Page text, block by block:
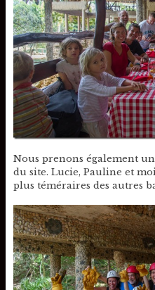
Nous prenons également
du site. Lucie, Pauline et
plus téméraires des autres